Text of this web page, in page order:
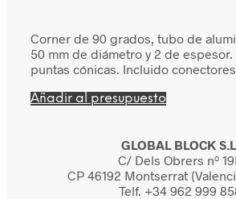
Corner de 90 grados, tubo de
50 mm de diámetro y 2 de
puntas cónicas. Incluido
Añadir al presupuesto
GLOBAL BLOCK
C/ Dels Obrers nº
CP 46192 Montserrat
Telf. +34 962 999